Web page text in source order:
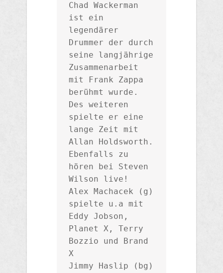
Chad Wackerman
ist ein
legendärer
Drummer der durch
seine langjährige
Zusammenarbeit
mit Frank Zappa
berühmt wurde.
Des weiteren
spielte er eine
lange Zeit mit
Allan Holdsworth.
Ebenfalls zu
hören bei Steven
Wilson live!
Alex Machacek (g)
spielte u.a mit
Eddy Jobson,
Planet X, Terry
Bozzio und Brand
X
Jimmy Haslip (bg)